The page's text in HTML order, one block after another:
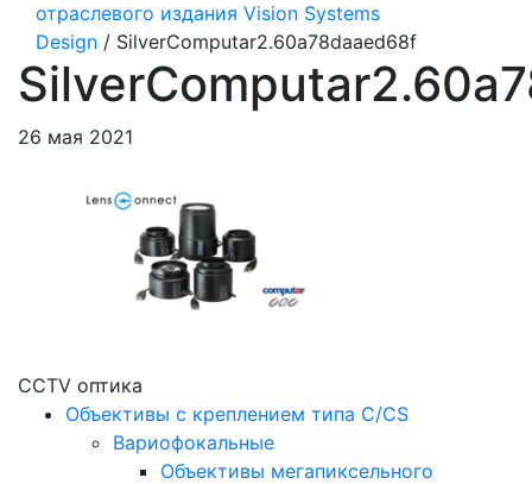
отраслевого издания Vision Systems
Design / SilverComputar2.60a78daaed68f
26 мая 2021
CCTV оптика
Объективы с креплением типа C/CS
Вариофокальные
Объективы мегапиксельного